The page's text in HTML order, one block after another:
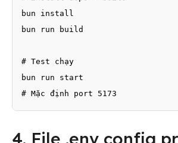
bun install
bun run build
# Test chạy
bun run start
# Mặc định port 5173
4. File .env config